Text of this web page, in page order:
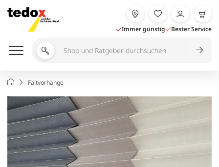
Inhalt
springen
Immer günstig Bester Service
Shop
durchsuchen
StartseiteFaltvorhänge